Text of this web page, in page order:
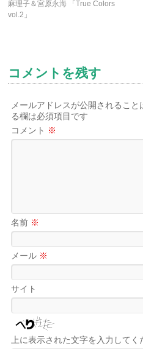
麻理子＆宮原永海 「True Colors
vol.2」
コメントを残す
メールアドレスが公開されること
る欄は必須項目です
コメント ※
名前 ※
メール ※
サイト
上に表示された文字を入力してく